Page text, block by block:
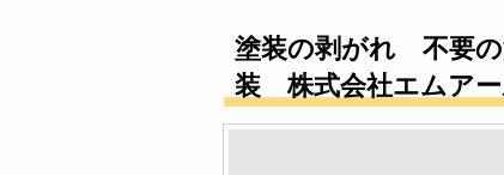
塗装の剥がれ 不要
装 株式会社エムア